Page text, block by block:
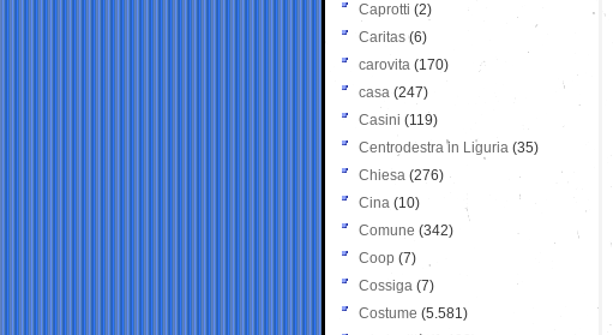
Caprotti (2)
Caritas (6)
carovita (170)
casa (247)
Casini (119)
Centrodestra in Liguria (35)
Chiesa (276)
Cina (10)
Comune (342)
Coop (7)
Cossiga (7)
Costume (5.581)